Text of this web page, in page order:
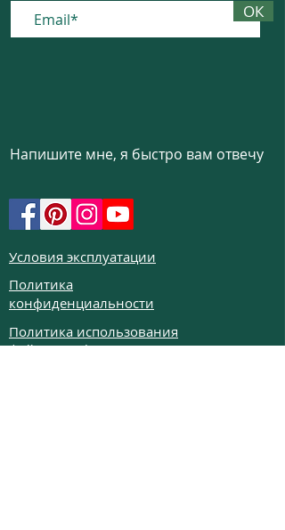
ОК
Напишите мне, я быстро вам отвечу
Условия эксплуатации
Политика
конфиденциальности
Политика использования
файлов cookie